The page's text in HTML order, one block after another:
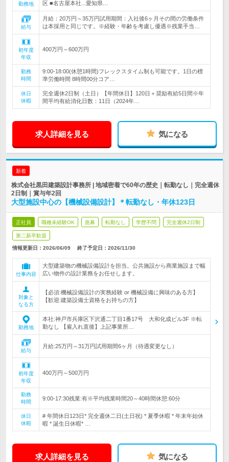
勤務地 区 ■名古屋本社...愛知県…
給与
月給：20万円～35万円試用期間：入社後6ヶ月その間の労働条件
は本採用と同じです。※経験・年齢を考慮し優遇※残業手当…
初年度
年収
400万円～600万円
勤務
時間
9:00-18:00(休憩1時間)フレックスタイム制も可能です。1日の標
準労働時間 8時間00分コア…
休日
休暇
完全週休2日制（土日）【年間休日】120日＋奨励有給5日間※年
間平均有給消化日数：11日（2024年…
求人詳細を見る 気になる
新着
株式会社黒田建築設計事務所 | 地域密着で60年の歴史｜転勤なし｜完全週休
2日制｜賞与年2回
大型施設中心の【機械設備設計】＊転勤なし・年休123日
正社員 職種未経験OK 急募 転勤なし 学歴不問 完全週休2日制
第二新卒歓迎
情報更新日：2026/06/09 終了予定日： 2026/11/30
仕事内容
大型建築物の機械設備設計を担当。公共施設から商業施設まで幅
広い物件の設計業務をお任せします。
対象と
なる方
【必須:機械設備設計の実務経験 or 機械設備に興味のある方】
【歓迎:建築設備士資格をお持ちの方】
勤務地
本社:神戸市兵庫区下沢通二丁目1番17号 大和化成ビル3F ※転
勤なし 【雇入れ直後】上記事業所…
給与
月給:25万円～31万円試用期間6ヶ月（待遇変更なし）
初年度
年収
400万円～500万円
勤務
時間
9:00-17:30残業:有※平均残業時間20～40時間休憩:60分
休日
休暇
# 年間休日123日* 完全週休二日(土日祝) * 夏季休暇 * 年末年始休
暇 * 誕生日休暇* …
求人詳細を見る 気になる